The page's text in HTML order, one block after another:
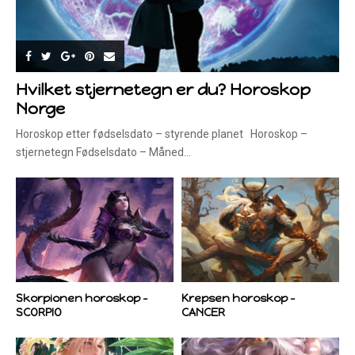
Hvilket stjernetegn er du? Horoskop
Norge
Horoskop etter fødselsdato – styrende planet Horoskop –
stjernetegn Fødselsdato – Måned...
Skorpionen horoskop –
SCORPIO
Krepsen horoskop –
CANCER